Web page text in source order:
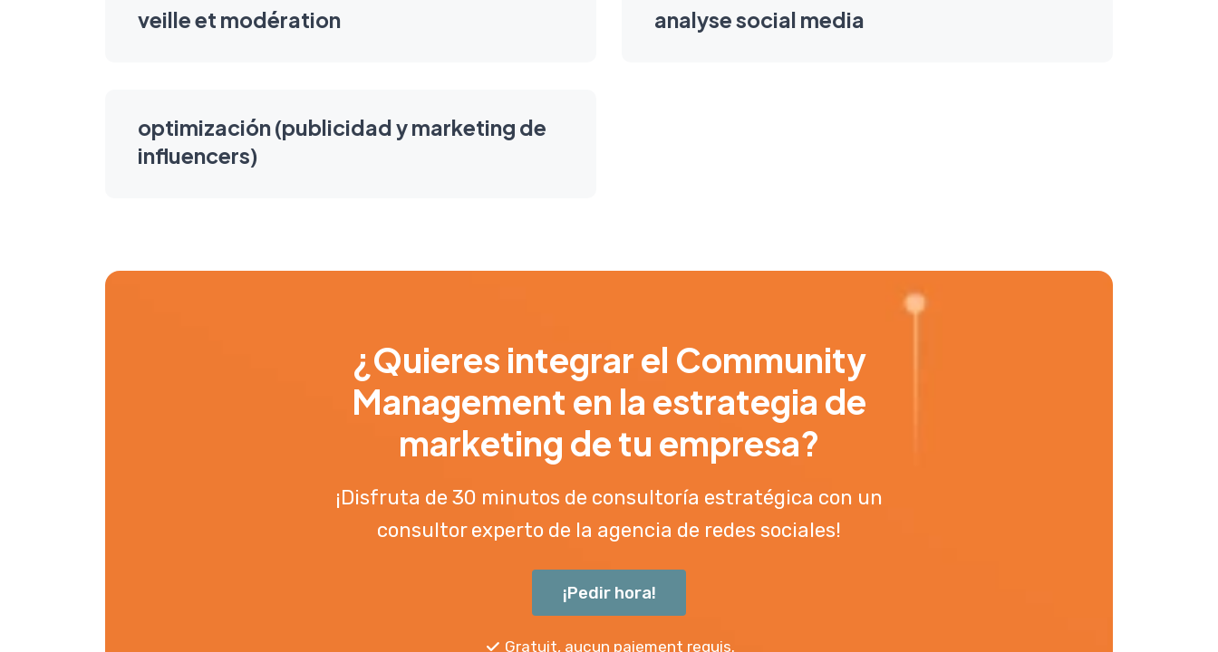
veille et modération analyse social media
optimización (publicidad y marketing de
influencers)
¿Quieres integrar el Community
Management en la estrategia de
marketing de tu empresa?
¡Disfruta de 30 minutos de consultoría estratégica con un
consultor experto de la agencia de redes sociales!
¡Pedir hora!
Gratuit, aucun paiement requis.